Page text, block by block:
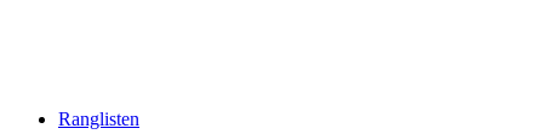
Ranglisten